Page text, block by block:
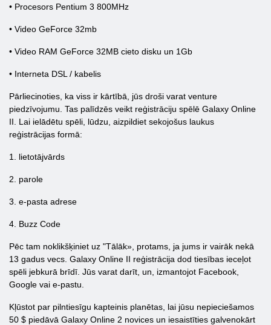
• Procesors Pentium 3 800MHz
• Video GeForce 32mb
• Video RAM GeForce 32MB cieto disku un 1Gb
• Interneta DSL / kabelis
Pārliecinoties, ka viss ir kārtībā, jūs droši varat venture
piedzīvojumu. Tas palīdzēs veikt reģistrāciju spēlē Galaxy Online
ΙΙ. Lai ielādētu spēli, lūdzu, aizpildiet sekojošus laukus
reģistrācijas formā:
1. lietotājvārds
2. parole
3. e-pasta adrese
4. Buzz Code
Pēc tam noklikšķiniet uz "Tālāk», protams, ja jums ir vairāk nekā
13 gadus vecs. Galaxy Online ΙΙ reģistrācija dod tiesības ieceļot
spēli jebkurā brīdī. Jūs varat darīt, un, izmantojot Facebook,
Google vai e-pastu.
Kļūstot par pilntiesīgu kapteinis planētas, lai jūsu nepieciešamos
50 $ piedāvā Galaxy Online 2 novices un iesaistīties galvenokārt